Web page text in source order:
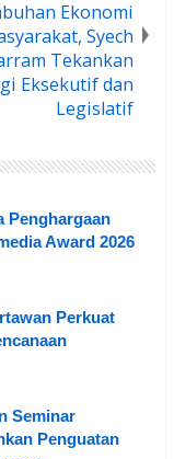
Ekonomi
Syech
Tekankan
Eksekutif dan
Legislatif
Penghargaan
Award 2026
Perkuat
Seminar
Penguatan